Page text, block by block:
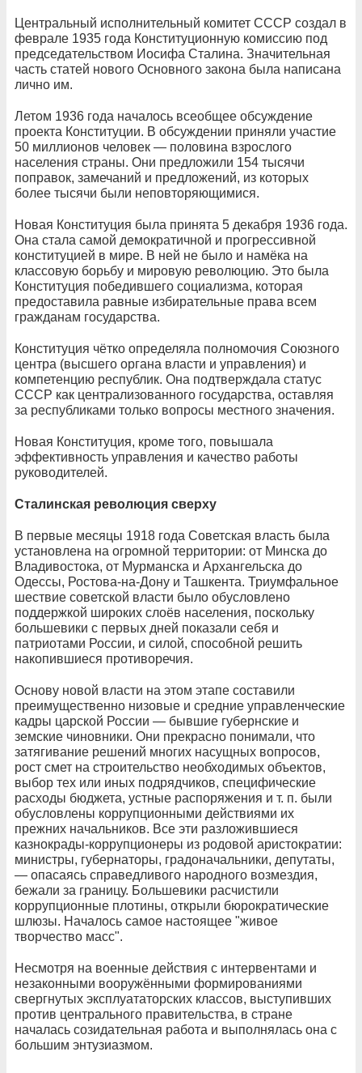
Центральный исполнительный комитет СССР создал в
феврале 1935 года Конституционную комиссию под
председательством Иосифа Сталина. Значительная
часть статей нового Основного закона была написана
лично им.
Летом 1936 года началось всеобщее обсуждение
проекта Конституции. В обсуждении приняли участие
50 миллионов человек — половина взрослого
населения страны. Они предложили 154 тысячи
поправок, замечаний и предложений, из которых
более тысячи были неповторяющимися.
Новая Конституция была принята 5 декабря 1936 года.
Она стала самой демократичной и прогрессивной
конституцией в мире. В ней не было и намёка на
классовую борьбу и мировую революцию. Это была
Конституция победившего социализма, которая
предоставила равные избирательные права всем
гражданам государства.
Конституция чётко определяла полномочия Союзного
центра (высшего органа власти и управления) и
компетенцию республик. Она подтверждала статус
СССР как централизованного государства, оставляя
за республиками только вопросы местного значения.
Новая Конституция, кроме того, повышала
эффективность управления и качество работы
руководителей.
Сталинская революция сверху
В первые месяцы 1918 года Советская власть была
установлена на огромной территории: от Минска до
Владивостока, от Мурманска и Архангельска до
Одессы, Ростова-на-Дону и Ташкента. Триумфальное
шествие советской власти было обусловлено
поддержкой широких слоёв населения, поскольку
большевики с первых дней показали себя и
патриотами России, и силой, способной решить
накопившиеся противоречия.
Основу новой власти на этом этапе составили
преимущественно низовые и средние управленческие
кадры царской России — бывшие губернские и
земские чиновники. Они прекрасно понимали, что
затягивание решений многих насущных вопросов,
рост смет на строительство необходимых объектов,
выбор тех или иных подрядчиков, специфические
расходы бюджета, устные распоряжения и т. п. были
обусловлены коррупционными действиями их
прежних начальников. Все эти разложившиеся
казнокрады-коррупционеры из родовой аристократии:
министры, губернаторы, градоначальники, депутаты,
— опасаясь справедливого народного возмездия,
бежали за границу. Большевики расчистили
коррупционные плотины, открыли бюрократические
шлюзы. Началось самое настоящее "живое
творчество масс".
Несмотря на военные действия с интервентами и
незаконными вооружёнными формированиями
свергнутых эксплуататорских классов, выступивших
против центрального правительства, в стране
началась созидательная работа и выполнялась она с
большим энтузиазмом.